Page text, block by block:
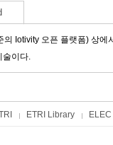
Iotivity 오픈 플랫폼) 상에
술이다.
ETRI Library